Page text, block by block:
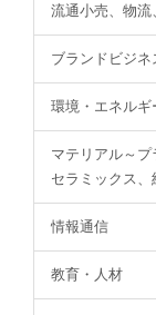
流通小売、物流
ブランドビジ
環境・エネルギ
マテリアル～プ
セラミックス、
情報通信
教育・人材